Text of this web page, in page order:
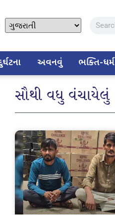
અવનવું ભક્તિ-ધર્મ
સૌથી વધુ વંચાયેલું